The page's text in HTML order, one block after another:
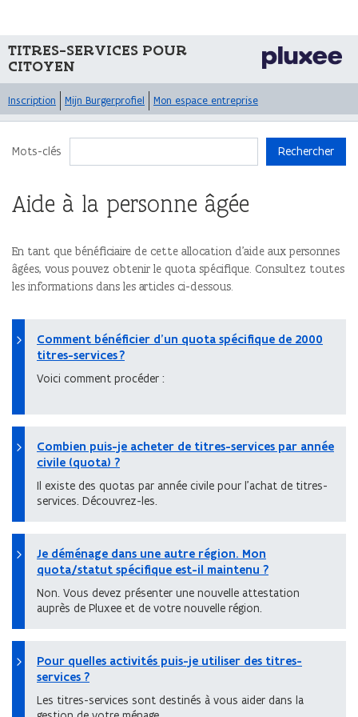
TITRES-SERVICES POUR
CITOYEN
Inscription Mijn Burgerprofiel Mon espace entreprise
Mots-clés Rechercher
Aide à la personne âgée
En tant que bénéficiaire de cette allocation d’aide aux personnes
âgées, vous pouvez obtenir le quota spécifique. Consultez toutes
les informations dans les articles ci-dessous.
Comment bénéficier d’un quota spécifique de 2000
titres-services ?
Voici comment procéder :
Combien puis-je acheter de titres-services par année
civile (quota) ?
Il existe des quotas par année civile pour l’achat de titres-
services. Découvrez-les.
Je déménage dans une autre région. Mon
quota/statut spécifique est-il maintenu ?
Non. Vous devez présenter une nouvelle attestation
auprès de Pluxee et de votre nouvelle région.
Pour quelles activités puis-je utiliser des titres-
services ?
Les titres-services sont destinés à vous aider dans la